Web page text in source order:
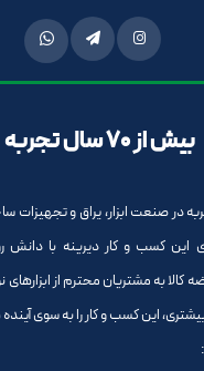
بیش از 70 سال تجربه
در صنعت ابزار، یراق و تجهیزات
کسب و کار دیرینه با دانش
به مشتریان محترم از ابزارهای
بیشتری، این کسب و کار را به سوی